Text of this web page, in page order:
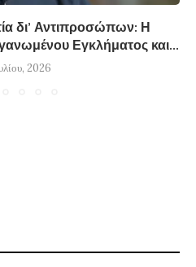
δι’ Αντιπροσώπων: Η
Εγκλήματος και...
2026